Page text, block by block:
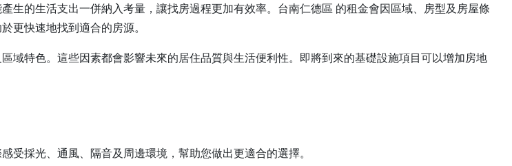
生的生活支出一併納入考量，讓找房過程更加有效率。台南仁德區 的租金會因區域、房型及房屋條
更快速地找到適合的房源。
域特色。這些因素都會影響未來的居住品質與生活便利性。即將到來的基礎設施項目可以增加房地
採光、通風、隔音及周邊環境，幫助您做出更適合的選擇。